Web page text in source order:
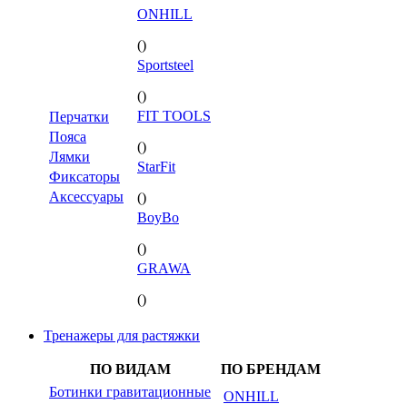
Перчатки
Пояса
Лямки
Фиксаторы
Аксессуары
ONHILL
()
Sportsteel
()
FIT TOOLS
()
StarFit
()
BoyBo
()
GRAWA
()
Тренажеры для растяжки
ПО ВИДАМ
ПО БРЕНДАМ
Ботинки гравитационные
ONHILL